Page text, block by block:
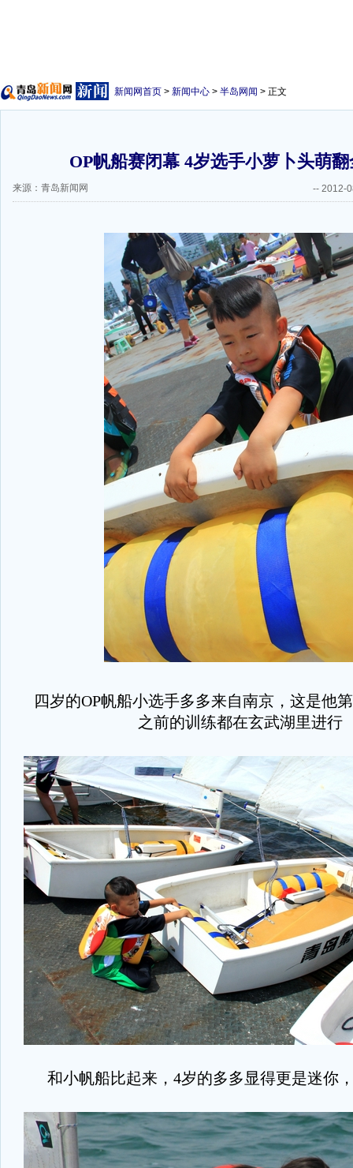
新闻网首页 > 新闻中心 > 半岛网闻 > 正文
OP帆船赛闭幕 4岁选手小萝卜头萌
来源：青岛新闻网 -- 2012-
四岁的OP帆船小选手多多来自南京，这是他
之前的训练都在玄武湖里进行
和小帆船比起来，4岁的多多显得更是迷你